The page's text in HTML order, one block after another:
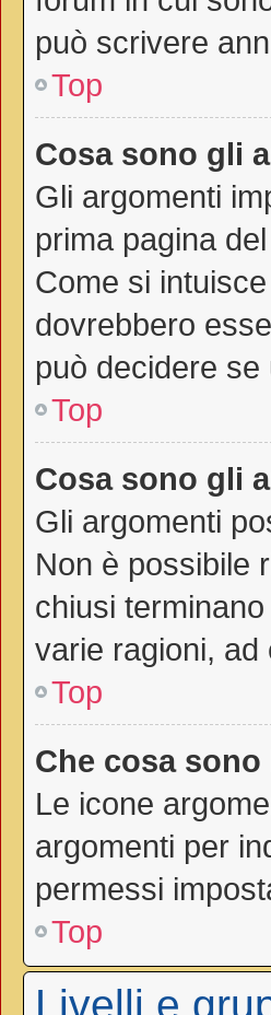
può scrivere
Top
Cosa sono gli
Gli argomenti
prima pagina
Come si
dovrebbero
può decidere
Top
Cosa sono gli
Gli argomenti
Non è possibile
chiusi
varie ragioni, ad
Top
Che cosa
Le icone
argomenti per
permessi
Top
Livelli e